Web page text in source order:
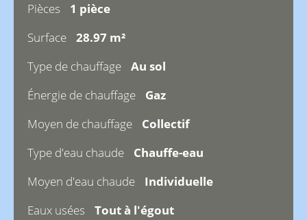
Pièces
1 pièce
Surface
28.97 m²
Type de chauffage
Au sol
Énergie de chauffage
Gaz
Moyen de chauffage
Collectif
Type d'eau chaude
Chauffe-eau
Moyen d'eau chaude
Individuelle
Eaux usées
Tout à l'égout